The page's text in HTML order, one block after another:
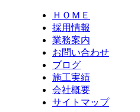
ＨＯＭＥ
採用情報
業務案内
お問い合わせ
ブログ
施工実績
会社概要
サイトマップ